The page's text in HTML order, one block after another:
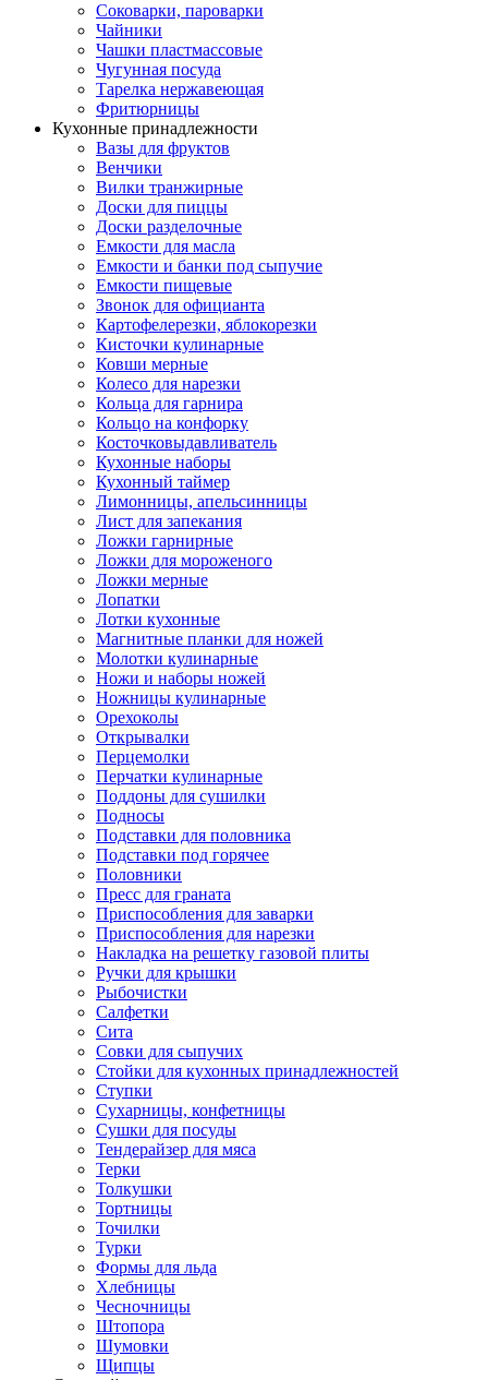
Соковарки, пароварки
Чайники
Чашки пластмассовые
Чугунная посуда
Тарелка нержавеющая
Фритюрницы
Кухонные принадлежности
Вазы для фруктов
Венчики
Вилки транжирные
Доски для пиццы
Доски разделочные
Емкости для масла
Емкости и банки под сыпучие
Емкости пищевые
Звонок для официанта
Картофелерезки, яблокорезки
Кисточки кулинарные
Ковши мерные
Колесо для нарезки
Кольца для гарнира
Кольцо на конфорку
Косточковыдавливатель
Кухонные наборы
Кухонный таймер
Лимонницы, апельсинницы
Лист для запекания
Ложки гарнирные
Ложки для мороженого
Ложки мерные
Лопатки
Лотки кухонные
Магнитные планки для ножей
Молотки кулинарные
Ножи и наборы ножей
Ножницы кулинарные
Орехоколы
Открывалки
Перцемолки
Перчатки кулинарные
Поддоны для сушилки
Подносы
Подставки для половника
Подставки под горячее
Половники
Пресс для граната
Приспособления для заварки
Приспособления для нарезки
Накладка на решетку газовой плиты
Ручки для крышки
Рыбочистки
Салфетки
Сита
Совки для сыпучих
Стойки для кухонных принадлежностей
Ступки
Сухарницы, конфетницы
Сушки для посуды
Тендерайзер для мяса
Терки
Толкушки
Тортницы
Точилки
Турки
Формы для льда
Хлебницы
Чесночницы
Штопора
Шумовки
Щипцы